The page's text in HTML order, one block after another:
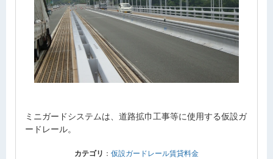
ミニガードシステムは、道路拡巾工事等に使用する仮設ガ
ードレール。
カテゴリ ： 仮設ガードレール賃貸料金